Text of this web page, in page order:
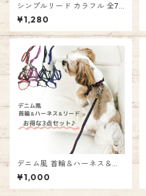
シンプルリード カラフル 全7
色 おしゃれ 犬 お散歩 合皮 レ
ザー風 マット 無地 ペット 女
の子 男の子 スタンダードリー
エミリースタイル emilystyle
¥1,280
デニム風 首輪＆ハーネス＆リ
ードのお得な3点セット♪ 犬
猫 小型犬 犬猫兼用 ペット用品
首輪 ハーネス リード 胴輪 ひ
¥1,000